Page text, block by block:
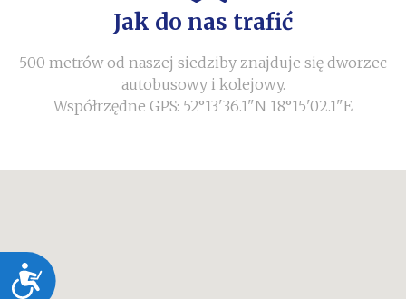
Dostępność
Jak do nas trafić
500 metrów od naszej siedziby znajduje się dworzec
autobusowy i kolejowy.
Współrzędne GPS: 52°13'36.1"N 18°15'02.1"E